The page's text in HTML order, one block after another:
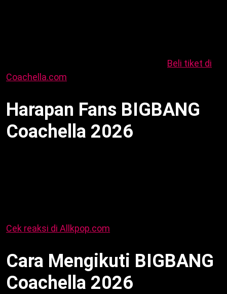
Beli tiket di
Coachella.com
Harapan Fans BIGBANG
Coachella 2026
Cek reaksi di Allkpop.com
Cara Mengikuti BIGBANG
Coachella 2026